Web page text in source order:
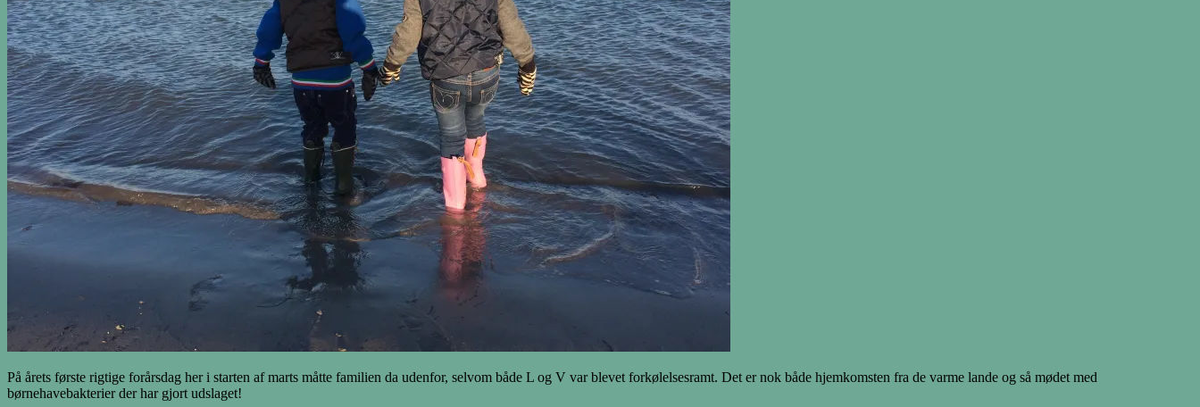
På årets første rigtige forårsdag her i starten af marts måtte familien da udenfor, selvom både L og V var blevet forkølelsesramt. Det er nok både hjemkomsten fra de varme lande og så mødet med
børnehavebakterier der har gjort udslaget!